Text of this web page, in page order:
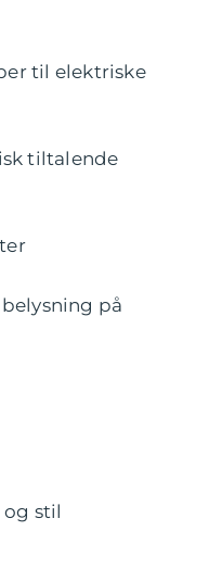
til elektriske
tiltalende
på
stil